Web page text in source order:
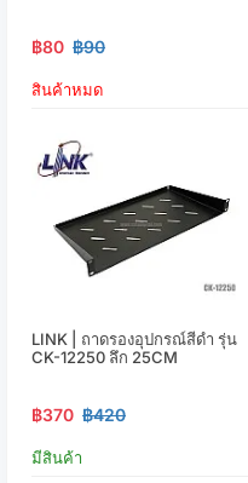
฿80 ฿90
สินค้าหมด
LINK | ถาดรองอุปกรณ์สีดำ รุ่น
CK-12250 ลึก 25CM
฿370 ฿420
มีสินค้า